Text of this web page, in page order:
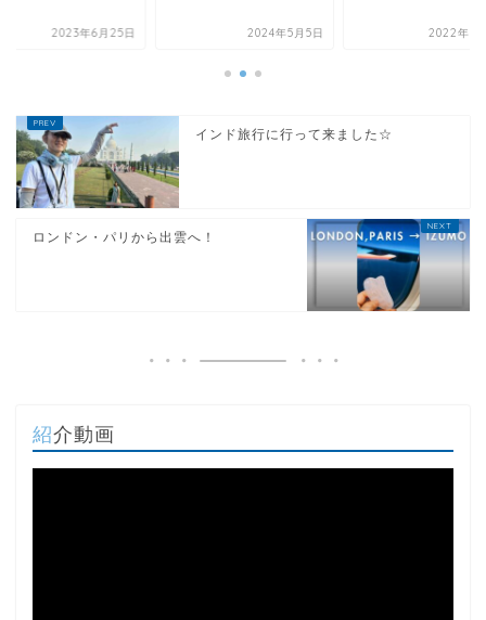
2023年6月25日 2024年5月5日 2022年7
インド旅行に行って来ました☆
ロンドン・パリから出雲へ！
紹介動画